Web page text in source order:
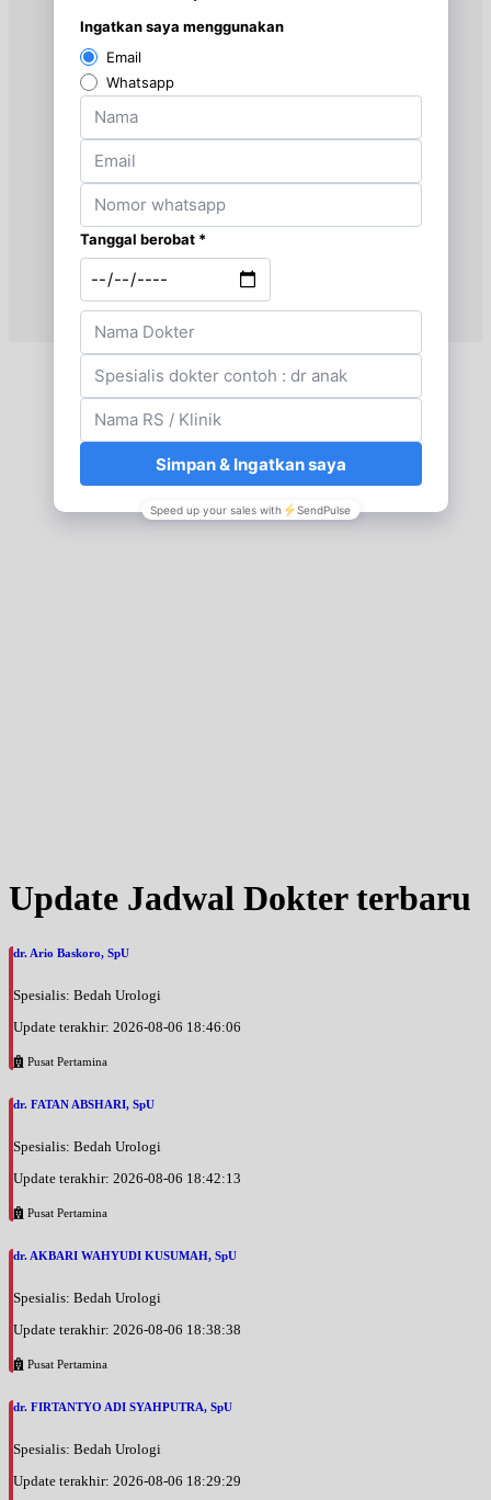
Update Jadwal Dokter terbaru
dr. Ario Baskoro, SpU
Spesialis: Bedah Urologi
Update terakhir: 2026-08-06 18:46:06
Pusat Pertamina
dr. FATAN ABSHARI, SpU
Spesialis: Bedah Urologi
Update terakhir: 2026-08-06 18:42:13
Pusat Pertamina
dr. AKBARI WAHYUDI KUSUMAH, SpU
Spesialis: Bedah Urologi
Update terakhir: 2026-08-06 18:38:38
Pusat Pertamina
dr. FIRTANTYO ADI SYAHPUTRA, SpU
Spesialis: Bedah Urologi
Update terakhir: 2026-08-06 18:29:29